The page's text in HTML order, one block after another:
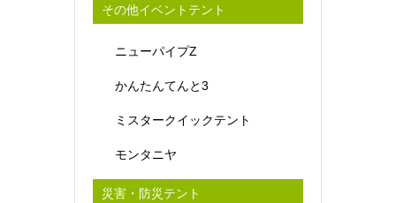
その他イベントテント
ニューパイプZ
かんたんてんと3
ミスタークイックテント
モンタニヤ
災害・防災テント